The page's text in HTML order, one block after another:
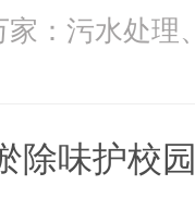
除味护校